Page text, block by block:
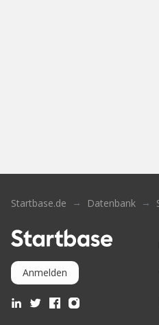
Startbase.de Datenbank
Anmelden